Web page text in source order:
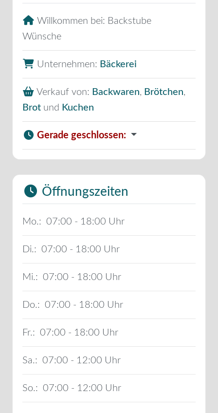
Willkommen bei: Backstube
Wünsche
Unternehmen: Bäckerei
Verkauf von: Backwaren, Brötchen,
Brot und Kuchen
Gerade geschlossen:
Öffnungszeiten
Mo.: 07:00 - 18:00
Di.: 07:00 - 18:00
Mi.: 07:00 - 18:00
Do.: 07:00 - 18:00
Fr.: 07:00 - 18:00
Sa.: 07:00 - 12:00
So.: 07:00 - 12:00